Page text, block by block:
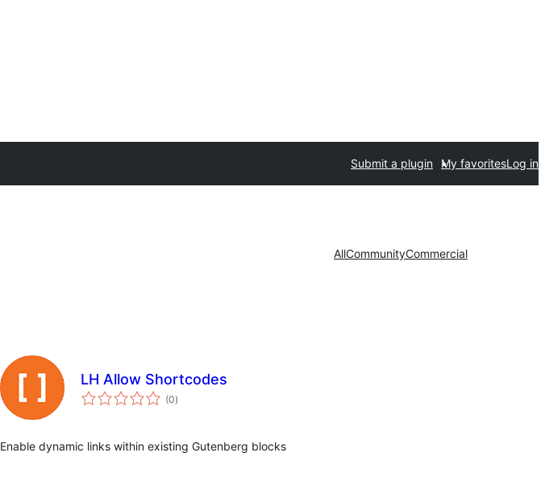
Submit a plugin My favoritesLog in
AllCommunityCommercial
LH Allow Shortcodes
(0total
ratings
)
Enable dynamic links within existing Gutenberg blocks